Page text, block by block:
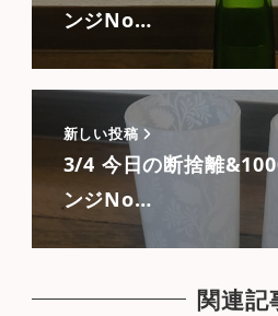
ンジNo…
新しい投稿
3/4 今日の断捨離
ンジNo…
関連記